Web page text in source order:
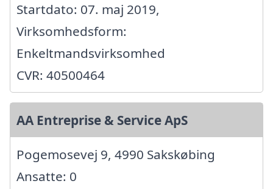
Startdato: 07. maj 2019,
Virksomhedsform:
Enkeltmandsvirksomhed
CVR: 40500464
AA Entreprise & Service ApS
Pogemosevej 9, 4990 Sakskøbing
Ansatte: 0